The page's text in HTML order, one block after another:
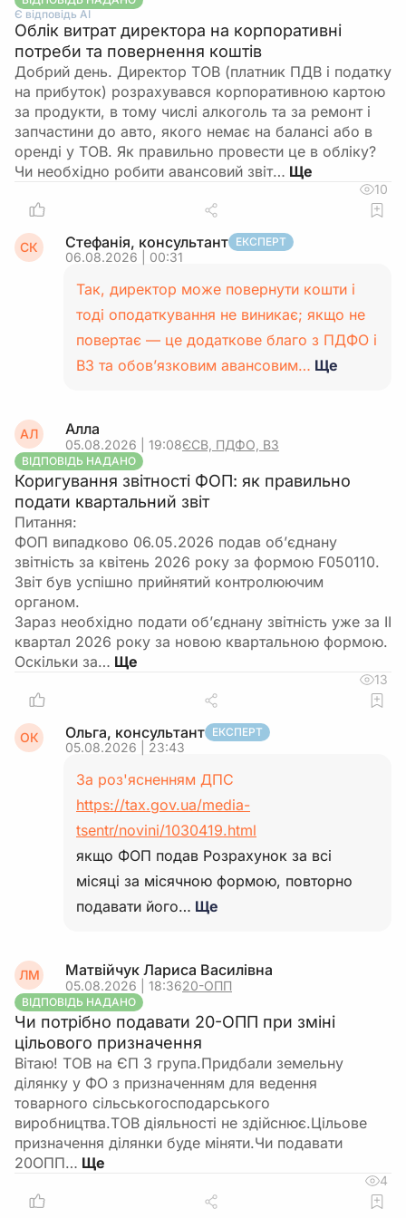
підприємства, яке вже пройшло
перепідтвердження та отримало нове рішення
02.07.2026, ця норма фактично втрачає
практичне значення, якщо орган, що видав нове
рішення, окремо не вимагає подання будь-яких
додаткових документів у межах свого
адміністративного порядку. Підсумково ваш
статус і бронювання діють за новим наказом
без обов’язкового подання «спрощеного»
пакету до 10.08.2026.
Є відповідь АІ
Облік витрат директора на корпоративні
потреби та повернення коштів
Добрий день. Директор ТОВ (платник ПДВ і податку
на прибуток) розрахувався корпоративною картою
за продукти, в тому числі алкоголь та за ремонт і
запчастини до авто, якого немає на балансі або в
оренді у ТОВ. Як правильно провести це в обліку?
Чи необхідно робити авансовий звіт…
10
СК Стефанія, консультант ЕКСПЕРТ
06.08.2026 | 00:31
Так, директор може повернути кошти і
тоді оподаткування не виникає; якщо не
повертає — це додаткове благо з ПДФО і
ВЗ та обов’язковим авансовим… Ще
АЛ Алла
05.08.2026 | 19:08ЄСВ, ПДФО, ВЗ
ВІДПОВІДЬ НАДАНО
Коригування звітності ФОП: як правильно
подати квартальний звіт
Питання:
ФОП випадково 06.05.2026 подав об’єднану
звітність за квітень 2026 року за формою F050110.
Звіт був успішно прийнятий контролюючим
органом.
Зараз необхідно подати об’єднану звітність уже за ІІ
квартал 2026 року за новою квартальною формою.
Оскільки за…
13
ОК Ольга, консультант ЕКСПЕРТ
05.08.2026 | 23:43
За роз'ясненням ДПС
https://tax.gov.ua/media-
tsentr/novini/1030419.html
якщо ФОП подав Розрахунок за всі
місяці за місячною формою, повторно
подавати його… Ще
ЛМ Матвійчук Лариса Василівна
05.08.2026 | 18:3620-ОПП
ВІДПОВІДЬ НАДАНО
Чи потрібно подавати 20-ОПП при зміні
цільового призначення
Вітаю! ТОВ на ЄП 3 група.Придбали земельну
ділянку у ФО з призначенням для ведення
товарного сільськогосподарського
виробництва.ТОВ діяльності не здійснює.Цільове
призначення ділянки буде міняти.Чи подавати
20ОПП…
4